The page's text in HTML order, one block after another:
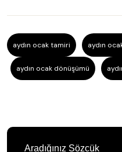
aydın ocak tamiri aydın
aydın ocak dönüşümü